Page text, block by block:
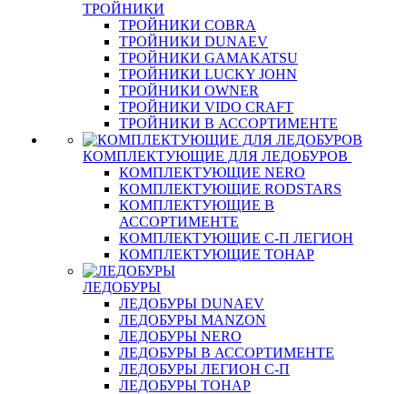
ТРОЙНИКИ
ТРОЙНИКИ COBRA
ТРОЙНИКИ DUNAEV
ТРОЙНИКИ GAMAKATSU
ТРОЙНИКИ LUCKY JOHN
ТРОЙНИКИ OWNER
ТРОЙНИКИ VIDO CRAFT
ТРОЙНИКИ В АССОРТИМЕНТЕ
КОМПЛЕКТУЮЩИЕ ДЛЯ ЛЕДОБУРОВ
КОМПЛЕКТУЮЩИЕ NERO
КОМПЛЕКТУЮЩИЕ RODSTARS
КОМПЛЕКТУЮЩИЕ В
АССОРТИМЕНТЕ
КОМПЛЕКТУЮЩИЕ С-П ЛЕГИОН
КОМПЛЕКТУЮЩИЕ ТОНАР
ЛЕДОБУРЫ
ЛЕДОБУРЫ DUNAEV
ЛЕДОБУРЫ MANZON
ЛЕДОБУРЫ NERO
ЛЕДОБУРЫ В АССОРТИМЕНТЕ
ЛЕДОБУРЫ ЛЕГИОН С-П
ЛЕДОБУРЫ ТОНАР